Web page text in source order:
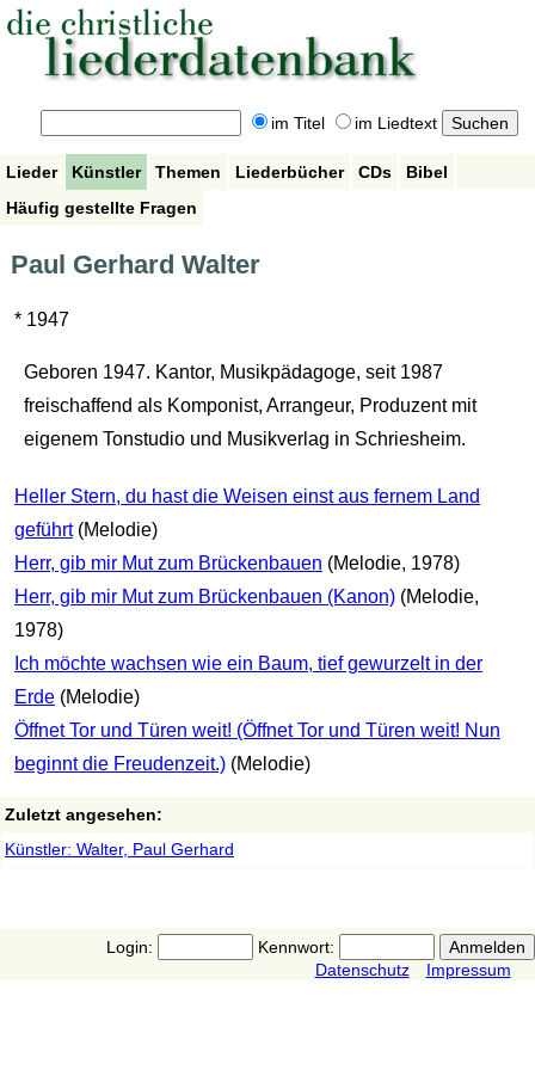
im Titel im Liedtext
Lieder Künstler Themen Liederbücher CDs
Bibel
Häufig gestellte Fragen
Paul Gerhard Walter
* 1947
Geboren 1947. Kantor, Musikpädagoge, seit 1987
freischaffend als Komponist, Arrangeur, Produzent mit
eigenem Tonstudio und Musikverlag in Schriesheim.
Heller Stern, du hast die Weisen einst aus fernem Land
geführt (Melodie)
Herr, gib mir Mut zum Brückenbauen (Melodie, 1978)
Herr, gib mir Mut zum Brückenbauen (Kanon) (Melodie,
1978)
Ich möchte wachsen wie ein Baum, tief gewurzelt in der
Erde (Melodie)
Öffnet Tor und Türen weit! (Öffnet Tor und Türen weit! Nun
beginnt die Freudenzeit.) (Melodie)
Zuletzt angesehen:
Künstler: Walter, Paul Gerhard
Login:
Kennwort:
Datenschutz
Impressum